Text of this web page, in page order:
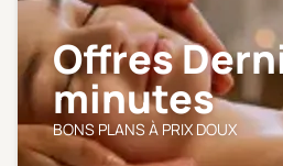
Offres
minutes
BONS PLANS À PRIX DOUX